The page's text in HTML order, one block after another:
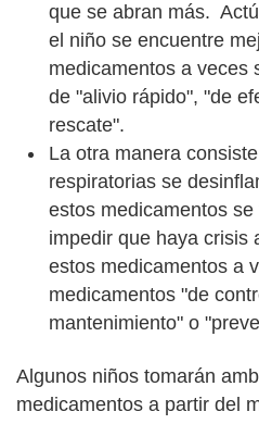
que se abran más.
el niño se encuentre
medicamentos a veces
de "alivio rápido", "de
rescate".
La otra manera
respiratorias se
estos medicamentos
impedir que haya crisis
estos medicamentos a
medicamentos "de
mantenimiento" o
Algunos niños tomarán
medicamentos a partir del